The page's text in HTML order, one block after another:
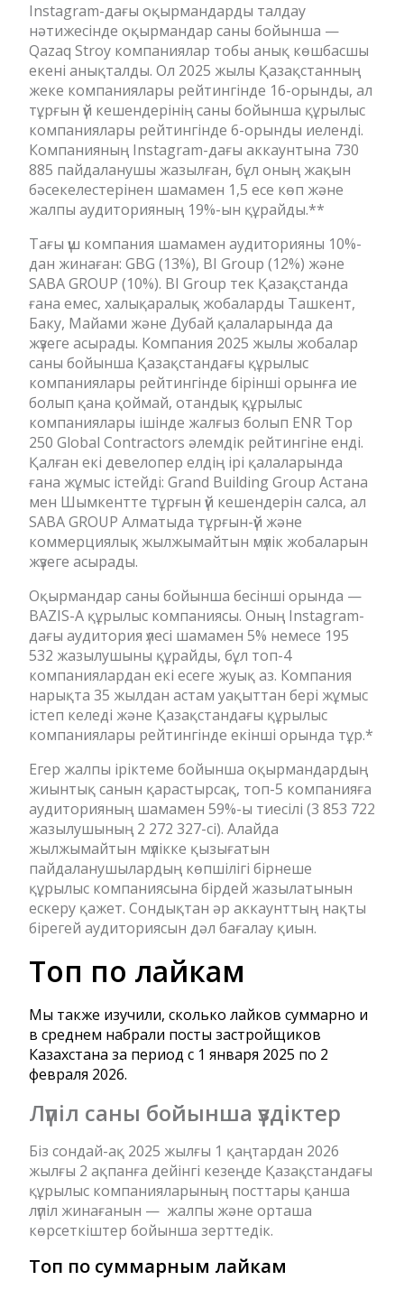
Instagram-дағы оқырмандарды талдау
нәтижесінде оқырмандар саны бойынша —
Qazaq Stroy компаниялар тобы анық көшбасшы
екені анықталды. Ол 2025 жылы Қазақстанның
жеке компаниялары рейтингінде 16-орынды, ал
тұрғын үй кешендерінің саны бойынша құрылыс
компаниялары рейтингінде 6-орынды иеленді.
Компанияның Instagram-дағы аккаунтына 730
885 пайдаланушы жазылған, бұл оның жақын
бәсекелестерінен шамамен 1,5 есе көп және
жалпы аудиторияның 19%-ын құрайды.**
Тағы үш компания шамамен аудиторияны 10%-
дан жинаған: GBG (13%), BI Group (12%) және
SABA GROUP (10%). BI Group тек Қазақстанда
ғана емес, халықаралық жобаларды Ташкент,
Баку, Майами және Дубай қалаларында да
жүзеге асырады. Компания 2025 жылы жобалар
саны бойынша Қазақстандағы құрылыс
компаниялары рейтингінде бірінші орынға ие
болып қана қоймай, отандық құрылыс
компаниялары ішінде жалғыз болып ENR Top
250 Global Contractors әлемдік рейтингіне енді.
Қалған екі девелопер елдің ірі қалаларында
ғана жұмыс істейді: Grand Building Group Астана
мен Шымкентте тұрғын үй кешендерін салса, ал
SABA GROUP Алматыда тұрғын-үй және
коммерциялық жылжымайтын мүлік жобаларын
жүзеге асырады.
Оқырмандар саны бойынша бесінші орында —
BAZIS-A құрылыс компаниясы. Оның Instagram-
дағы аудитория үлесі шамамен 5% немесе 195
532 жазылушыны құрайды, бұл топ-4
компаниялардан екі есеге жуық аз. Компания
нарықта 35 жылдан астам уақыттан бері жұмыс
істеп келеді және Қазақстандағы құрылыс
компаниялары рейтингінде екінші орында тұр.*
Егер жалпы іріктеме бойынша оқырмандардың
жиынтық санын қарастырсақ, топ-5 компанияға
аудиторияның шамамен 59%-ы тиесілі (3 853 722
жазылушының 2 272 327-сі). Алайда
жылжымайтын мүлікке қызығатын
пайдаланушылардың көпшілігі бірнеше
құрылыс компаниясына бірдей жазылатынын
ескеру қажет. Сондықтан әр аккаунттың нақты
бірегей аудиториясын дәл бағалау қиын.
Топ по лайкам
Мы также изучили, сколько лайков суммарно и
в среднем набрали посты застройщиков
Казахстана за период с 1 января 2025 по 2
февраля 2026.
Лүпіл саны бойынша үздіктер
Біз сондай-ақ 2025 жылғы 1 қаңтардан 2026
жылғы 2 ақпанға дейінгі кезеңде Қазақстандағы
құрылыс компанияларының посттары қанша
лүпіл жинағанын — жалпы және орташа
көрсеткіштер бойынша зерттедік.
Топ по суммарным лайкам